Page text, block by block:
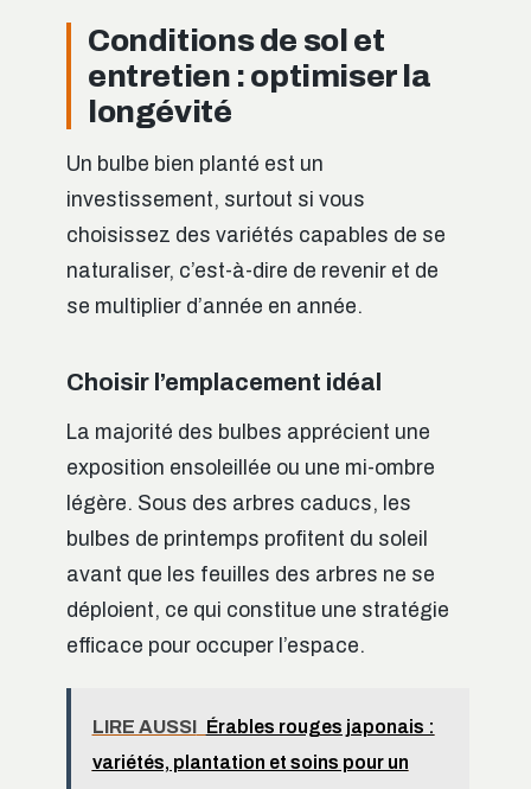
Conditions de sol et
entretien : optimiser la
longévité
Un bulbe bien planté est un
investissement, surtout si vous
choisissez des variétés capables de se
naturaliser, c’est-à-dire de revenir et de
se multiplier d’année en année.
Choisir l’emplacement idéal
La majorité des bulbes apprécient une
exposition ensoleillée ou une mi-ombre
légère. Sous des arbres caducs, les
bulbes de printemps profitent du soleil
avant que les feuilles des arbres ne se
déploient, ce qui constitue une stratégie
efficace pour occuper l’espace.
LIRE AUSSI Érables rouges japonais :
variétés, plantation et soins pour un